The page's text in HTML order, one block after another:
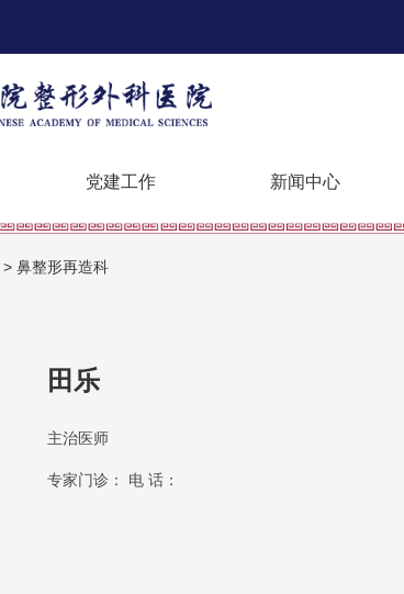
党建工作 新闻中心
> 鼻整形再造科
田乐
主治医师
专家门诊： 电 话：